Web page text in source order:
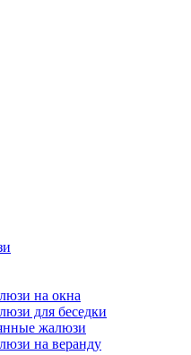
на окна
для беседки
жалюзи
на веранду